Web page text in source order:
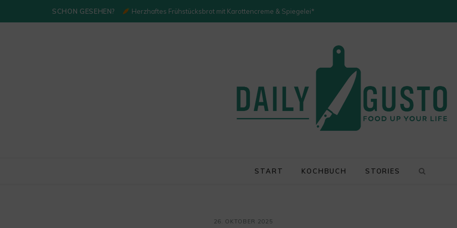
SCHON GESEHEN? Herzhaftes Frühstücksbrot mit Karottencreme & Spiegelei*
START KOCHBUCH STORIES
26. OKTOBER 2025